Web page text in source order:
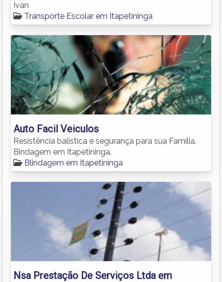
Ivan
Transporte Escolar em Itapetininga
Auto Facil Veiculos
Resistência balística e segurança para sua Família.
Bindagem em Itapetininga.
Blindagem em Itapetininga
Nsa Prestação De Serviços Ltda em